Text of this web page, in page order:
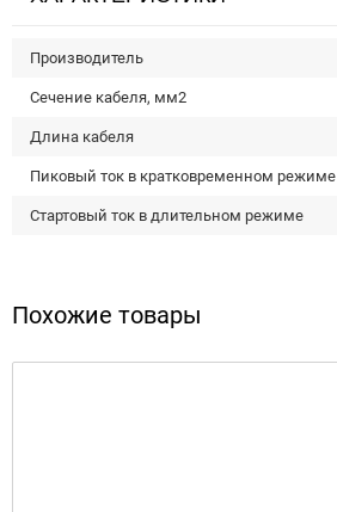
Производитель
Сечение кабеля, мм2
Длина кабеля
Пиковый ток в кратковременном режиме
Стартовый ток в длительном режиме
Похожие товары